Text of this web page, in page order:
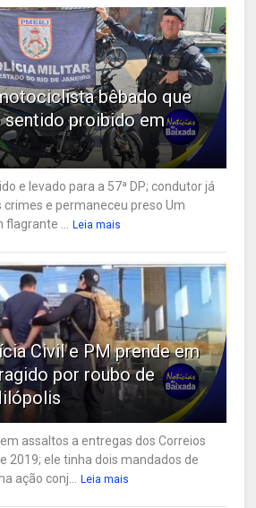
bêbado que
sentido proibido em
e levado para a 57ª DP; condutor já
e permaneceu preso Um
...
Leia mais
Civil e PM prende em
por roubo de
assaltos a entregas dos Correios
2019; ele tinha dois mandados de
ação conj...
Leia mais